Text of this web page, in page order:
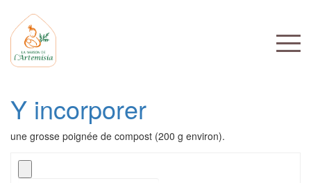
Y incorporer
une grosse poignée de compost (200 g environ).